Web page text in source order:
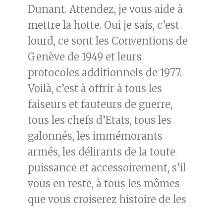
Dunant. Attendez, je vous aide à
mettre la hotte. Oui je sais, c’est
lourd, ce sont les Conventions de
Genève de 1949 et leurs
protocoles additionnels de 1977.
Voilà, c’est à offrir à tous les
faiseurs et fauteurs de guerre,
tous les chefs d’Etats, tous les
galonnés, les immémorants
armés, les délirants de la toute
puissance et accessoirement, s’il
vous en reste, à tous les mômes
que vous croiserez histoire de les